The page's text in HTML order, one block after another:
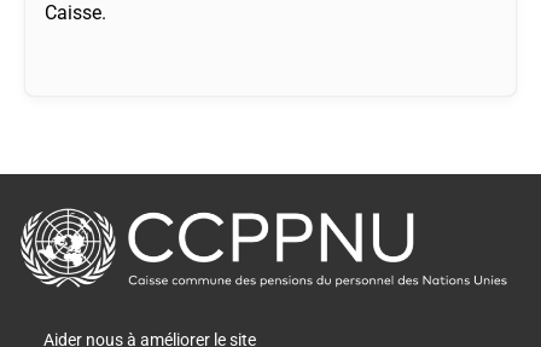
Caisse.
retour
à
la
principale
Aider nous à améliorer le site